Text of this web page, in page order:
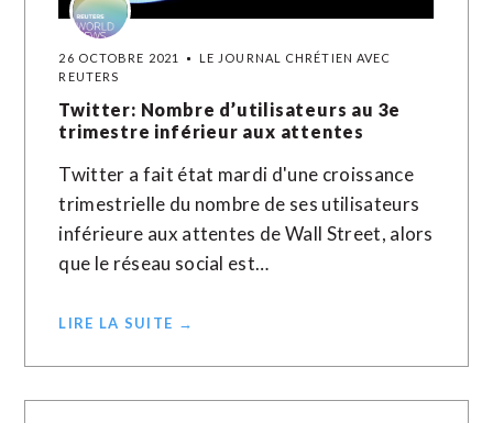
26 OCTOBRE 2021
LE JOURNAL CHRÉTIEN AVEC
REUTERS
Twitter: Nombre d’utilisateurs au 3e
trimestre inférieur aux attentes
Twitter a fait état mardi d'une croissance
trimestrielle du nombre de ses utilisateurs
inférieure aux attentes de Wall Street, alors
que le réseau social est…
LIRE LA SUITE →